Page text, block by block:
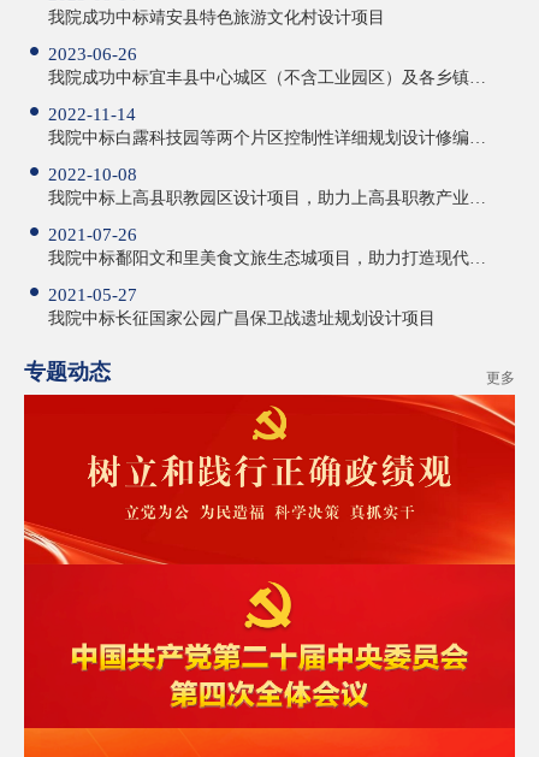
我院成功中标靖安县特色旅游文化村设计项目
2023-06-26
我院成功中标宜丰县中心城区（不含工业园区）及各乡镇（场）控制性详细规划编制 服务项目
2022-11-14
我院中标白露科技园等两个片区控制性详细规划设计修编项目
2022-10-08
我院中标上高县职教园区设计项目，助力上高县职教产业高质量发展
2021-07-26
我院中标鄱阳文和里美食文旅生态城项目，助力打造现代文旅集中地
2021-05-27
我院中标长征国家公园广昌保卫战遗址规划设计项目
专题动态 更多